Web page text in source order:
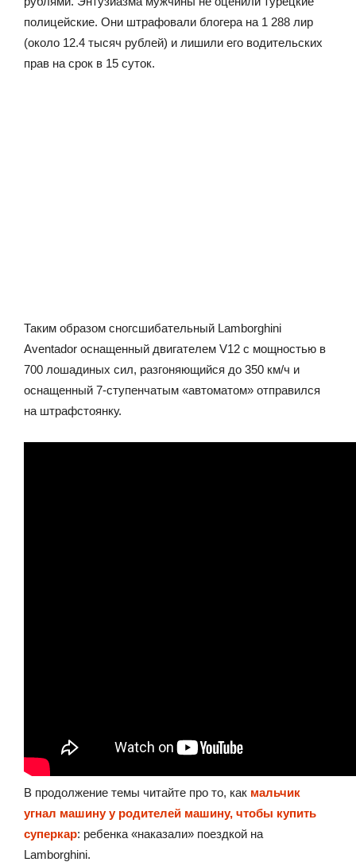
полицейские. Они штрафовали блогера на 1 288 лир
(около 12.4 тысяч рублей) и лишили его водительских
прав на срок в 15 суток.
Таким образом сногсшибательный Lamborghini
Aventador оснащенный двигателем V12 с мощностью в
700 лошадиных сил, разгоняющийся до 350 км/ч и
оснащенный 7-ступенчатым «автоматом» отправился
на штрафстоянку.
В продолжение темы читайте про то, как мальчик
угнал машину у родителей машину, чтобы купить
суперкар: ребенка «наказали» поездкой на
Lamborghini.